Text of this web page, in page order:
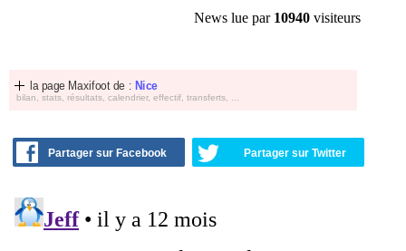
News lue par 10940 visiteurs
la page Maxifoot de : Nice
bilan, stats, résultats, calendrier, effectif, transferts, ...
Partager sur Facebook Partager sur Twitter